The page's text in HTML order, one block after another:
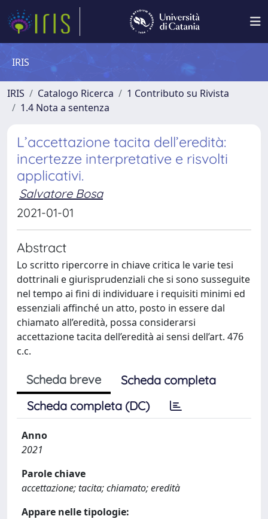
IRIS
IRIS Catalogo Ricerca
1 Contributo su Rivista
1.4 Nota a sentenza
L’accettazione tacita dell’eredità:
incertezze interpretative e risvolti
applicativi.
Salvatore Bosa
2021-01-01
Abstract
Lo scritto ripercorre in chiave critica le varie tesi
dottrinali e giurisprudenziali che si sono susseguite
nel tempo ai fini di individuare i requisiti minimi ed
essenziali affinché un atto, posto in essere dal
chiamato all’eredità, possa considerarsi
accettazione tacita dell’eredità ai sensi dell’art. 476
c.c.
Scheda breve
Scheda completa
Scheda completa (DC)
Anno
2021
Parole chiave
accettazione; tacita; chiamato; eredità
Appare nelle tipologie: